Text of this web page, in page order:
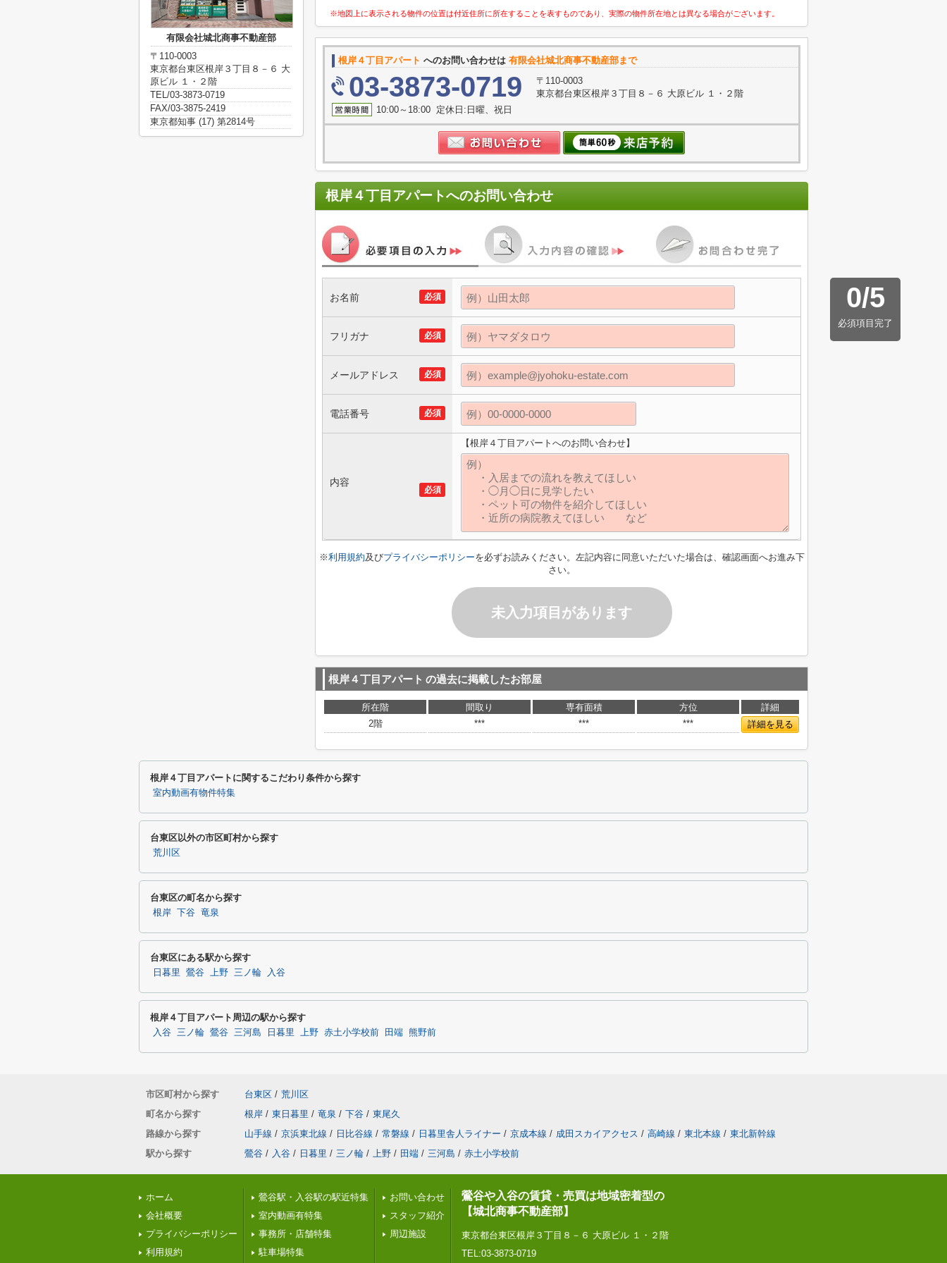
※地図上に表示される物件の位置は付近住所に所在することを表すものであり、実際の物件所在地とは異なる場合がございます。
根岸４丁目アパート へのお問い合わせは 有限会社城北商事不動産部まで
03-3873-0719
〒110-0003
東京都台東区根岸３丁目８－６ 大原ビル １・２階
10:00～18:00 定休日:日曜、祝日
根岸４丁目アパートへのお問い合わせ
0/5
必須項目完了
必須
お名前
必須
フリガナ
必須
メールアドレス
必須
電話番号
必須
内容
【根岸４丁目アパートへのお問い合わせ】
※利用規約及びプライバシーポリシーを必ずお読みください。左記内容に同意いただいた場合は、確認画面へお進み下
さい。
未入力項目があります
根岸４丁目アパート の過去に掲載したお部屋
所在階 間取り 専有面積 方位
詳細
2階
*** *** *** 詳細を見る
有限会社城北商事不動産部
〒110-0003
東京都台東区根岸３丁目８－６ 大
原ビル １・２階
TEL/03-3873-0719
FAX/03-3875-2419
東京都知事 (17) 第2814号
根岸４丁目アパートに関するこだわり条件から探す
室内動画有物件特集
台東区以外の市区町村から探す
荒川区
台東区の町名から探す
根岸 下谷 竜泉
台東区にある駅から探す
日暮里 鶯谷 上野 三ノ輪 入谷
根岸４丁目アパート周辺の駅から探す
入谷 三ノ輪 鶯谷 三河島 日暮里 上野 赤土小学校前 田端 熊野前
市区町村から探す 台東区 / 荒川区
町名から探す
根岸 / 東日暮里 / 竜泉 / 下谷 / 東尾久
路線から探す
山手線 / 京浜東北線 / 日比谷線 / 常磐線 / 日暮里舎人ライナー / 京成本線 / 成田スカイアクセス / 高崎線 / 東北本線 / 東北新幹線
駅から探す
鶯谷 / 入谷 / 日暮里 / 三ノ輪 / 上野 / 田端 / 三河島 / 赤土小学校前
ホーム
会社概要
プライバシーポリシー
利用規約
鶯谷駅・入谷駅の駅近特集
室内動画有特集
事務所・店舗特集
駐車場特集
お問い合わせ
スタッフ紹介
周辺施設
鶯谷や入谷の賃貸・売買は地域密着型の
【城北商事不動産部】
東京都台東区根岸３丁目８－６ 大原ビル １・２階
TEL:03-3873-0719